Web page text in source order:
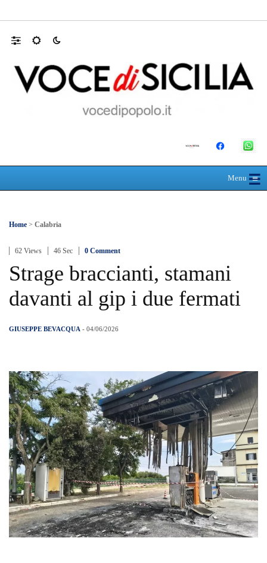
Menu≡
☰
Home > Calabria
62 Views 46 Sec 0 Comment
Strage braccianti, stamani
davanti al gip i due fermati
GIUSEPPE BEVACQUA - 04/06/2026